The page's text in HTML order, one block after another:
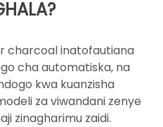
charcoal inatofautiana
cha automatiska, na
kwa kuanzisha
za viwandani zenye
zinagharimu zaidi.